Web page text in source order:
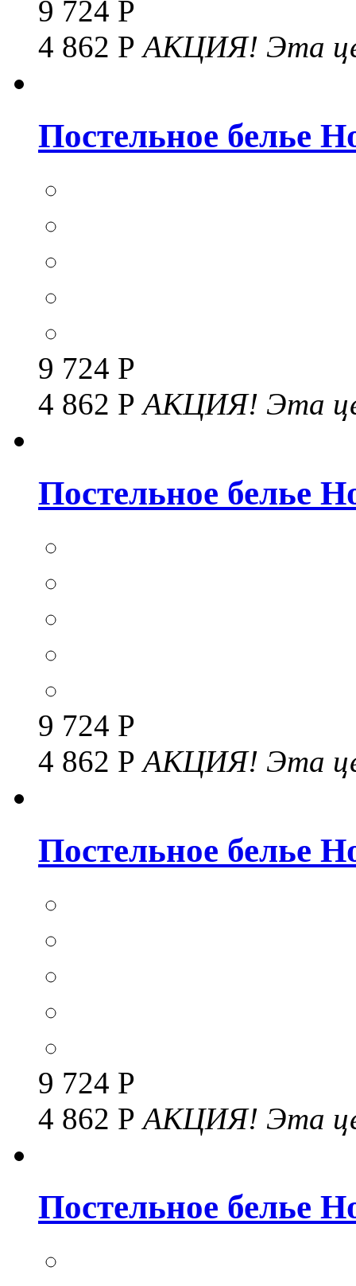
9 724 Р
4 862 РАКЦИЯ! Эта
Постельное белье
9 724 Р
4 862 РАКЦИЯ! Эта
Постельное белье
9 724 Р
4 862 РАКЦИЯ! Эта
Постельное белье
9 724 Р
4 862 Р АКЦИЯ! Эта
Постельное белье